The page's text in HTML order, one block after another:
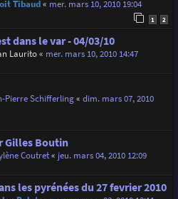
Tibaud« mer. mars 10, 2010 19:04
1 2
dans le var - 04/03/10
Laurito« mer. mars 10, 2010 14:47
Pierre Schifferling« dim. mars 07, 2010
Gilles Boutin
Coutret« jeu. mars 04, 2010 12:09
les pyrénées du 27 fevrier 2010